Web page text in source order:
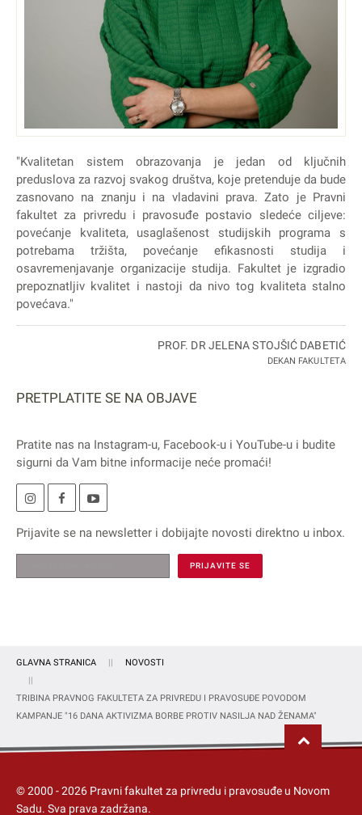
"Kvalitetan sistem obrazovanja je jedan od ključnih
preduslova za razvoj svakog društva, koje pretenduje da bude
zasnovano na znanju i na vladavini prava. Zato je Pravni
fakultet za privredu i pravosuđe postavio sledeće ciljeve:
povećanje kvaliteta, usaglašenost studijskih programa s
potrebama tržišta, povećanje efikasnosti studija i
osavremenjavanje organizacije studija. Fakultet je izgradio
prepoznatljiv kvalitet i nastoji da nivo tog kvaliteta stalno
povećava."
PROF. DR JELENA STOJŠIĆ DABETIĆ
DEKAN FAKULTETA
PRETPLATITE SE NA OBJAVE
Pratite nas na Instagram-u, Facebook-u i YouTube-u i budite
sigurni da Vam bitne informacije neće promaći!
Prijavite se na newsletter i dobijajte novosti direktno u inbox.
GLAVNA STRANICA NOVOSTI
TRIBINA PRAVNOG FAKULTETA ZA PRIVREDU I PRAVOSUĐE POVODOM
KAMPANJE "16 DANA AKTIVIZMA BORBE PROTIV NASILJA NAD ŽENAMA"
© 2000 -2026 Pravni fakultet za privredu i pravosuđe u Novom
Sadu. Sva prava zadržana.